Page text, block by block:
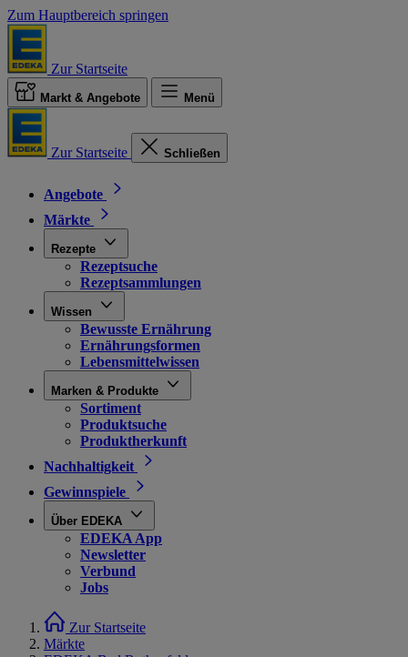
Zum Hauptbereich springen
Zur Startseite
Markt & Angebote Menü
Zur Startseite Schließen
Angebote
Märkte
Rezepte
Rezeptsuche
Rezeptsammlungen
Wissen
Bewusste Ernährung
Ernährungsformen
Lebensmittelwissen
Marken & Produkte
Sortiment
Produktsuche
Produktherkunft
Nachhaltigkeit
Gewinnspiele
Über EDEKA
EDEKA App
Newsletter
Verbund
Jobs
Zur Startseite
Märkte